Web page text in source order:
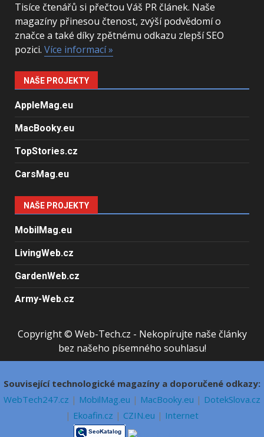
Tisíce čtenářů si přečtou Váš PR článek. Naše
magazíny přinesou čtenost, zvýší podvědomí o
značce a také díky zpětnému odkazu zlepší SEO
pozici. Více informací »
NAŠE PROJEKTY
AppleMag.eu
MacBooky.eu
TopStories.cz
CarsMag.eu
NAŠE PROJEKTY
MobilMag.eu
LivingWeb.cz
GardenWeb.cz
Army-Web.cz
Copyright © Web-Tech.cz - Nekopírujte naše články
bez našeho písemného souhlasu!
Související technologické magazíny a doporučené odkazy:
WebTech247.cz | MobilMag.eu | MacBooky.eu | DotekSlova.cz
| Ekoafin.cz | CZIN.eu | Internet